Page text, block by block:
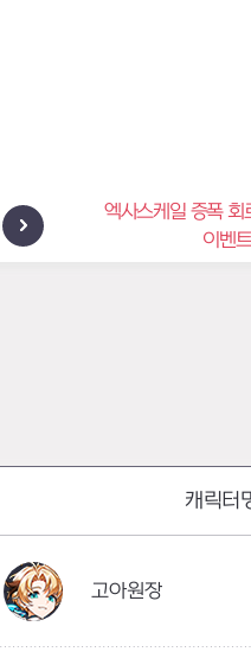
엑사스케일 증폭 회로
이벤트
캐릭터
고아원장